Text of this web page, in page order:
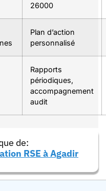
26000
Plan d’action
personnalisé
Rapports
périodiques,
accompagnement
audit
de:
RSE à Agadir